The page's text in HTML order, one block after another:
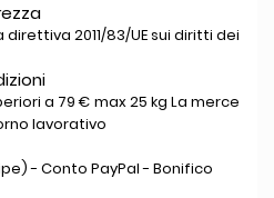
2011/83/UE sui diritti dei
a 79 € max 25 kg La merce
lavorativo
- Conto PayPal - Bonifico